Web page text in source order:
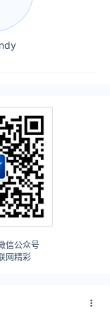
信公众号
网精彩